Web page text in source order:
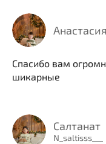
Анастасия
Спасибо вам
шикарные
Салтанат
N_saltisss___